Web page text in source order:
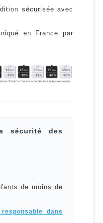
sécurisée avec
en France par
sécurité des
de moins de
dans